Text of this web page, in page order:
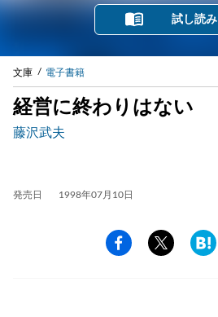
試し読み
文庫 電子書籍
経営に終わりはない
藤沢武夫
発売日 1998年07月10日